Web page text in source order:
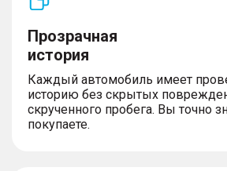
Прозрачная
история
Каждый автомобиль имеет
историю без скрытых
скрученного пробега. Вы точно
покупаете.